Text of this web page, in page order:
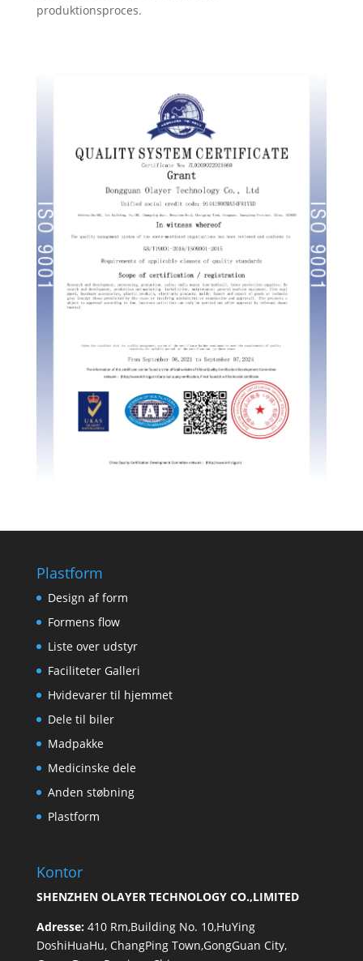
produktionsproces.
Plastform
Design af form
Formens flow
Liste over udstyr
Faciliteter Galleri
Hvidevarer til hjemmet
Dele til biler
Madpakke
Medicinske dele
Anden støbning
Plastform
Kontor
SHENZHEN OLAYER TECHNOLOGY CO.,LIMITED
Adresse: 410 Rm,Building No. 10,HuYing
DoshiHuaHu, ChangPing Town,GongGuan City,